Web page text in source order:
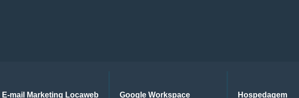
E-mail Marketing Locaweb Google Workspace Hospedagem